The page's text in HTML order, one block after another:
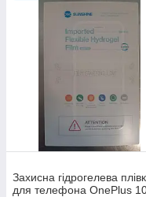
Захисна гідрогелева
для телефона OnePlus